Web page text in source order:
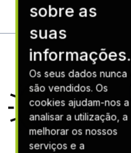
sobre as
suas
informações.
Os seus dados nunca
são vendidos. Os
cookies ajudam-nos a
analisar a utilização, a
melhorar os nossos
serviços e a